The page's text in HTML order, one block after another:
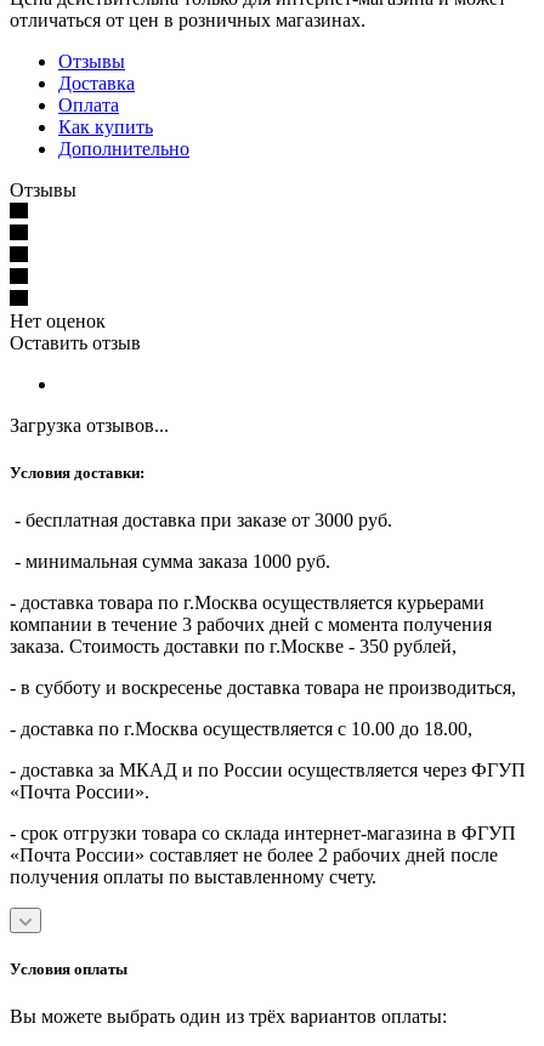
отличаться от цен в розничных магазинах.
Отзывы
Доставка
Оплата
Как купить
Дополнительно
Отзывы
Нет оценок
Оставить отзыв
Загрузка отзывов...
Условия доставки:
- бесплатная доставка при заказе от 3000 руб.
- минимальная сумма заказа 1000 руб.
- доставка товара по г.Москва осуществляется курьерами
компании в течение 3 рабочих дней с момента получения
заказа. Стоимость доставки по г.Москве - 350 рублей,
- в субботу и воскресенье доставка товара не производиться,
- доставка по г.Москва осуществляется с 10.00 до 18.00,
- доставка за МКАД и по России осуществляется через ФГУП
«Почта России».
- срок отгрузки товара со склада интернет-магазина в ФГУП
«Почта России» составляет не более 2 рабочих дней после
получения оплаты по выставленному счету.
Условия оплаты
Вы можете выбрать один из трёх вариантов оплаты: